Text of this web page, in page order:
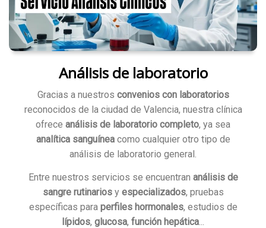
Análisis de laboratorio
Gracias a nuestros convenios con laboratorios
reconocidos de la ciudad de Valencia, nuestra clínica
ofrece análisis de laboratorio completo, ya sea
analítica sanguíneacomo cualquier otro tipo de
análisis de laboratorio general.
Entre nuestros servicios se encuentran análisis de
sangre rutinariosy especializados, pruebas
específicas para perfiles hormonales, estudios de
lípidos, glucosa, función hepática